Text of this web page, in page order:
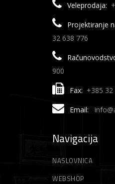
Veleprodaja:
Projektiranje
32 638 776
900
Fax: +385
Email:
Navigacija
NASLOVNICA
WEBSHOP